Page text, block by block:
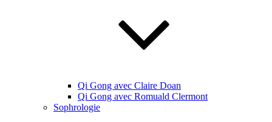
Qi Gong avec Claire Doan
Qi Gong avec Romuald Clermont
Sophrologie